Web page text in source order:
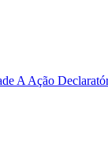
A Ação